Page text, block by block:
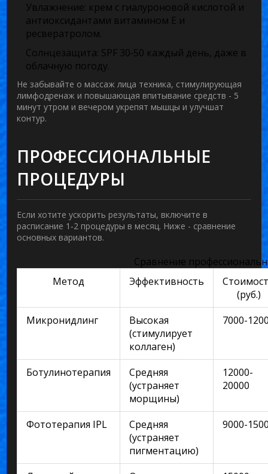
Увлажнение: крем с гиалуроновой кислотой и
антиоксидантами витамином Е и
ресвератролом.
Солнцезащита: SPF 30‑50 каждый день, даже в
облачную погоду.
Не забывайте о массаж лица техника, стимулирующая
лимфодренаж и повышающая впитывание средств - 5
минут утром и вечером укрепят мышцы и улучшат
контур.
ПРОФЕССИОНАЛЬНЫЕ
ПРОЦЕДУРЫ
Если хотите ускорить результаты, включите в
расписание 1‑2 процедуры в месяц. Ниже - сравнение
основных вариантов.
Сравнение
Метод
Эффективность
(руб.)
Микронидлинг
Высокая
(стимулирует
коллаген)
7000-
Ботулинотерапия
Средняя
(устраняет
морщины)
12000-
20000
Фототерапия IPL
Средняя
(устраняет
пигментацию)
9000-